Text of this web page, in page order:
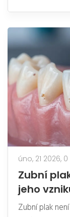
úno, 21 2026,
Zubní
jeho
Zubní plak